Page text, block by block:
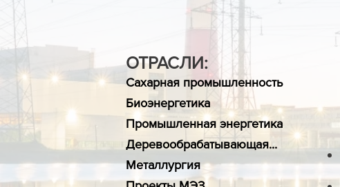
ОТРАСЛИ:
Сахарная промышленность
Биоэнергетика
Промышленная энергетика
Деревообрабатывающая...
Металлургия